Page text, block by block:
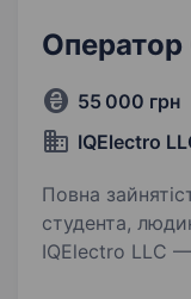
55 000 грн
IQElectro
Повна
студента, людину з
IQElectro LLC